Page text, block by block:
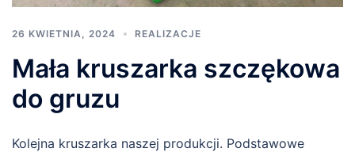
26 KWIETNIA, 2024 REALIZACJE
Mała kruszarka szczękowa
do gruzu
Kolejna kruszarka naszej produkcji. Podstawowe